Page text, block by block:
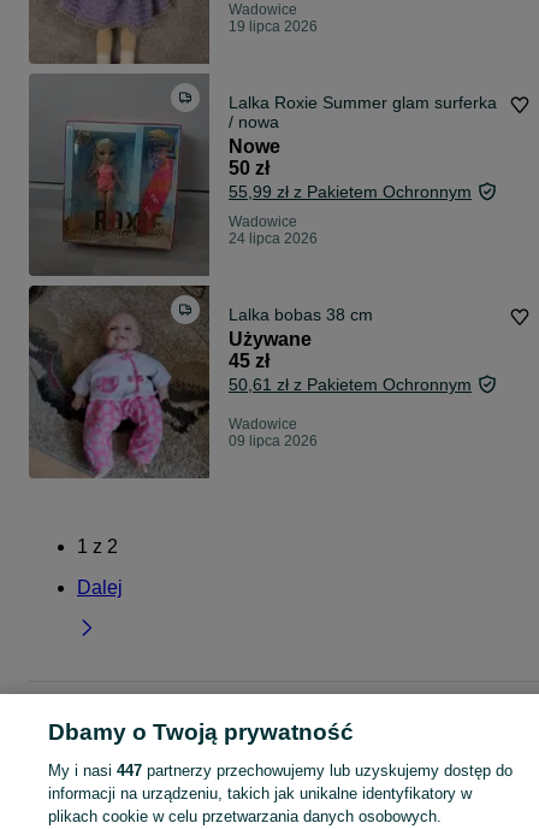
Wadowice
19 lipca 2026
Lalka Roxie Summer glam surferka
/ nowa
Nowe
50 zł
55,99 zł z Pakietem Ochronnym
Wadowice
24 lipca 2026
Lalka bobas 38 cm
Używane
45 zł
50,61 zł z Pakietem Ochronnym
Wadowice
09 lipca 2026
1 z 2
Dalej
Małopolskie
Lalki - Wadowice
KATEGORIA
Dbamy o Twoją prywatność
My i nasi 447partnerzy przechowujemy lub uzyskujemy dostęp do
informacji na urządzeniu, takich jak unikalne identyfikatory w
plikach cookie w celu przetwarzania danych osobowych.